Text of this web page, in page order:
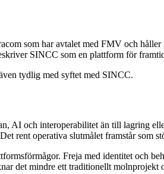
som har avtalet med FMV och
SINCC som en plattform för
tydlig med syftet med SINCC.
AI och interoperabilitet än till lagring
rent operativa slutmålet framstår som
Freja med identitet och
det mindre ett traditionellt molnprojekt